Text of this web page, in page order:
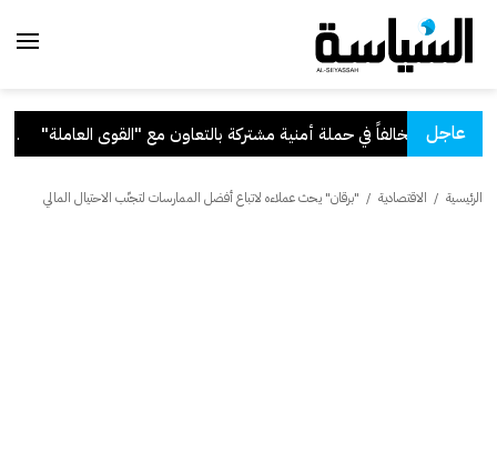
عاجل"القوى العاملة" .
الرئيسية / الاقتصادية / "برقان" يحث عملاءه لاتباع أفضل الممارسات لتجنّب الاحتيال المالي